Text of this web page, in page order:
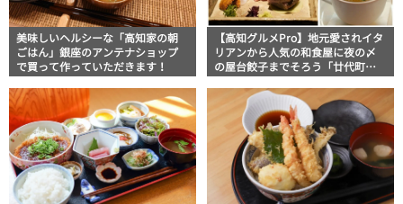
美味しいヘルシーな「高知家の朝
ごはん」銀座のアンテナショップ
で買って作っていただきます！
【高知グルメPro】地元愛されイタ
リアンから人気の和食屋に夜の〆
の屋台餃子までそろう「廿代町」
じさんマッキー牧元の高知満腹日
記セレクション